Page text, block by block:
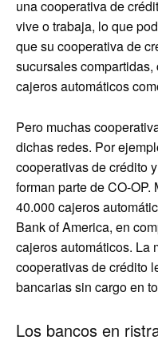
una cooperativa de
vive o trabaja, lo que
que su cooperativa de
sucursales compartidas,
cajeros automáticos
Pero muchas
dichas redes. Por
cooperativas de crédito
forman parte de CO-
40.000 cajeros
Bank of America, en
cajeros automáticos. La
cooperativas de crédito
bancarias sin cargo en
Los bancos en